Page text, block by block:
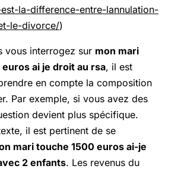
la-difference-entre-lannulation-
le-divorce/)
vous interrogez sur mon mari
ai je droit au rsa, il est
en compte la composition
Par exemple, si vous avez des
devient plus spécifique.
il est pertinent de se
mari touche 1500 euros ai-je
2 enfants. Les revenus du